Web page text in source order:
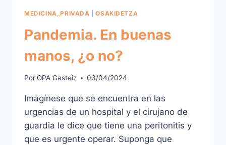
MEDICINA_PRIVADA |OSAKIDETZA
Pandemia. En buenas
manos, ¿o no?
PorOPA Gasteiz 03/04/2024
Imagínese que se encuentra en las
urgencias de un hospital y el cirujano de
guardia le dice que tiene una peritonitis y
que es urgente operar. Suponga que